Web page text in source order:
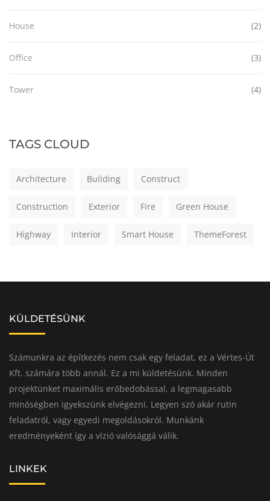
House (2)
Office (3)
Tower (4)
TAGS CLOUD
Architecture Building Construct
Construction Exterior Fire Green House
Highway Interior Smart House ThemeForest
KÜLDETÉSÜNK
Számunkra az építkezés nem csak egy feladat, ez a Vértes-Út
Kft. számára több annál. Ez a mi küldetésünk. Minden
projektünket maximális erőbedobással, a legmagasabb
minőségben igyekszünk elvégezni. Legyen szó akár rutin
feladatról, vagy egyedi megoldásokról. Munkánk
eredményeként így a vízió valósággá válik.
LINKEK